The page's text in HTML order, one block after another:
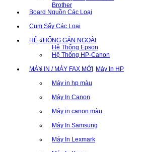
Brother
Board Nguồn Các Loại
Cụm Sấy Các Loại
HỆ THỐNG GẮN NGOÀI
Hệ Thống Epson
Hệ Thống HP-Canon
MÁY IN / MÁY FAX MỚI Máy In HP
Máy in hp màu
Máy In Canon
Máy in canon màu
Máy In Samsung
Máy In Lexmark